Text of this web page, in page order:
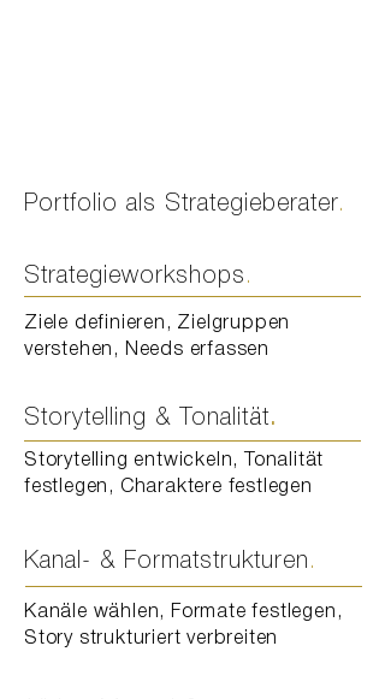
Portfolio als Strategieberater.
Strategieworkshops .
Ziele definieren, Zielgruppen
verstehen, Needs erfassen
Storytelling & Tonalität.
Storytelling entwickeln, Tonalität
festlegen, Charaktere festlegen
Kanal- & Formatstrukturen .
Kanäle wählen, Formate festlegen,
Story strukturiert verbreiten